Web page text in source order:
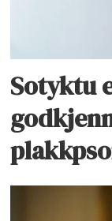
Sotyktu